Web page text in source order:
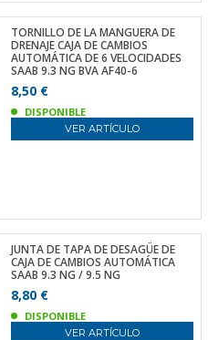
TORNILLO DE LA MANGUERA DE
DRENAJE CAJA DE CAMBIOS
AUTOMÁTICA DE 6 VELOCIDADES
SAAB 9.3 NG BVA AF40-6
8,50 €
DISPONIBLE
VER ARTÍCULO
JUNTA DE TAPA DE DESAGÜE DE
CAJA DE CAMBIOS AUTOMÁTICA
SAAB 9.3 NG / 9.5 NG
8,80 €
DISPONIBLE
VER ARTÍCULO